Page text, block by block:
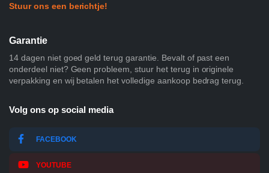
Stuur ons een berichtje!
Garantie
14 dagen niet goed geld terug garantie. Bevalt of past een
onderdeel niet? Geen probleem, stuur het terug in originele
verpakking en wij betalen het volledige aankoop bedrag terug.
Volg ons op social media
FACEBOOK
YOUTUBE